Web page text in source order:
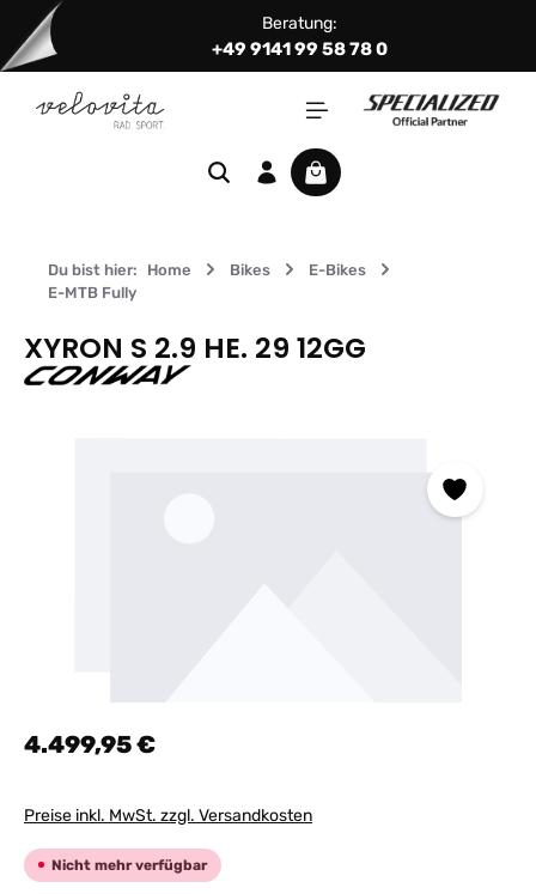
Zum Hauptinhalt springen Beratung:
+49 9141 99 58 78 0
Warenkorb enthält 0
Du bist hier: Home Bikes
E-Bikes
E-MTB Fully
XYRON S 2.9 HE. 29 12GG
Regulärer Preis:
4.499,95 €
Preise inkl. MwSt. zzgl. Versandkosten
Nicht mehr verfügbar